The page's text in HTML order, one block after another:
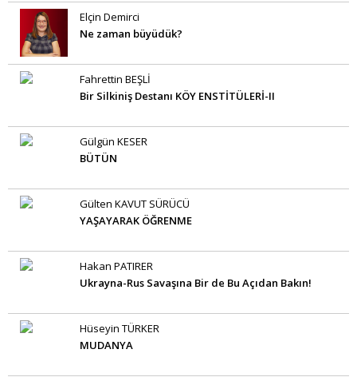
Elçin Demirci
Ne zaman büyüdük?
Fahrettin BEŞLİ
Bir Silkiniş Destanı KÖY ENSTİTÜLERİ-II
Gülgün KESER
BÜTÜN
Gülten KAVUT SÜRÜCÜ
YAŞAYARAK ÖĞRENME
Hakan PATIRER
Ukrayna-Rus Savaşına Bir de Bu Açıdan Bakın!
Hüseyin TÜRKER
MUDANYA